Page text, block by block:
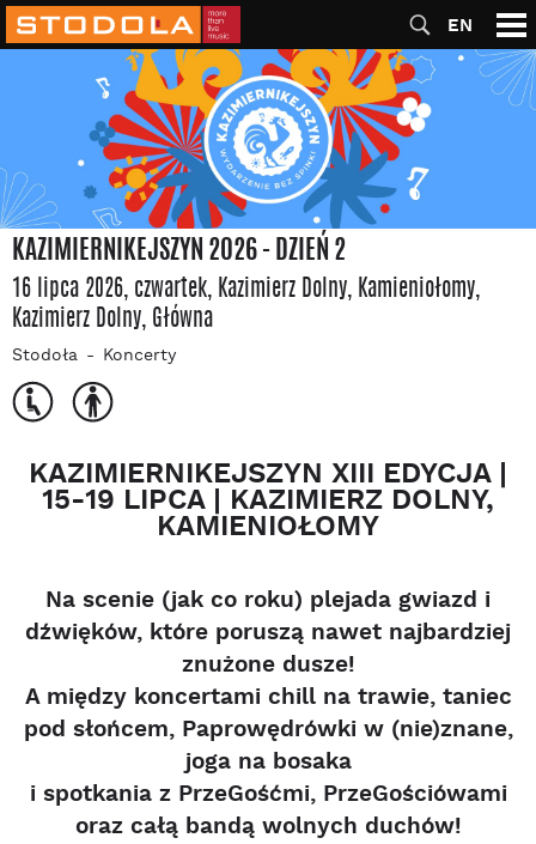
EN
KAZIMIERNIKEJSZYN 2026 - DZIEŃ 2
16 lipca 2026, czwartek, Kazimierz Dolny, Kamieniołomy,
Kazimierz Dolny, Główna
Stodoła Koncerty
KAZIMIERNIKEJSZYN XIII EDYCJA |
15-19 LIPCA | KAZIMIERZ DOLNY,
KAMIENIOŁOMY
Na scenie (jak co roku) plejada gwiazd i
dźwięków, które poruszą nawet najbardziej
znużone dusze!
A między koncertami chill na trawie, taniec
pod słońcem, Paprowędrówki w (nie)znane,
joga na bosaka
i spotkania z PrzeGośćmi, PrzeGościówami
oraz całą bandą wolnych duchów!